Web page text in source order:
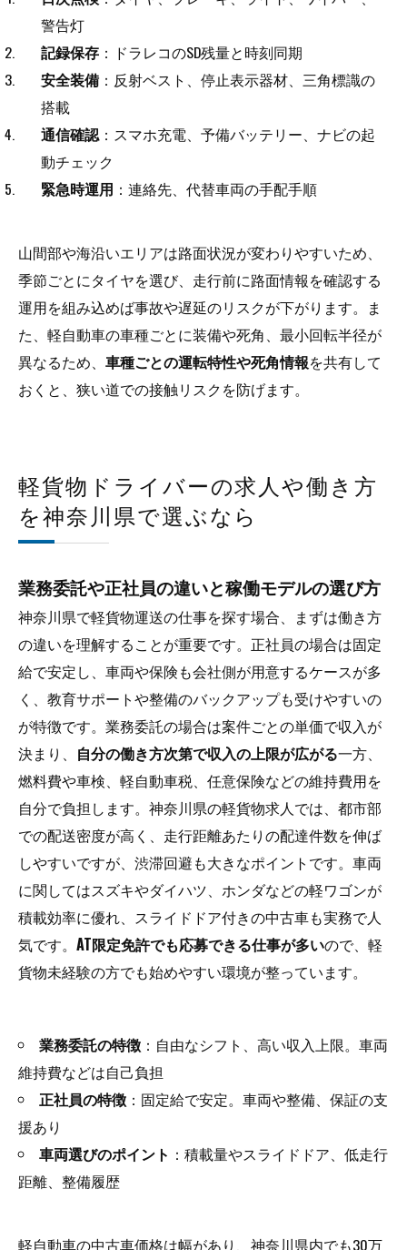
警告灯
記録保存 ：ドラレコのSD残量と時刻同期
安全装備 ：反射ベスト、停止表示器材、三角標識の
搭載
通信確認：スマホ充電、予備バッテリー、ナビの起
動チェック
緊急時運用 ：連絡先、代替車両の手配手順
山間部や海沿いエリアは路面状況が変わりやすいため、
季節ごとにタイヤを選び、走行前に路面情報を確認する
運用を組み込めば事故や遅延のリスクが下がります。ま
た、軽自動車の車種ごとに装備や死角、最小回転半径が
異なるため、 車種ごとの運転特性や死角情報を共有して
おくと、狭い道での接触リスクを防げます。
軽貨物ドライバーの求人や働き方
を神奈川県で選ぶなら
業務委託や正社員の違いと稼働モデルの選び方
神奈川県で軽貨物運送の仕事を探す場合、まずは働き方
の違いを理解することが重要です。正社員の場合は固定
給で安定し、車両や保険も会社側が用意するケースが多
く、教育サポートや整備のバックアップも受けやすいの
が特徴です。業務委託の場合は案件ごとの単価で収入が
決まり、 自分の働き方次第で収入の上限が広がる一方、
燃料費や車検、軽自動車税、任意保険などの維持費用を
自分で負担します。神奈川県の軽貨物求人では、都市部
での配送密度が高く、走行距離あたりの配達件数を伸ば
しやすいですが、渋滞回避も大きなポイントです。車両
に関してはスズキやダイハツ、ホンダなどの軽ワゴンが
積載効率に優れ、スライドドア付きの中古車も実務で人
気です。 AT限定免許でも応募できる仕事が多いので、軽
貨物未経験の方でも始めやすい環境が整っています。
業務委託の特徴：自由なシフト、高い収入上限。車両
維持費などは自己負担
正社員の特徴：固定給で安定。車両や整備、保証の支
援あり
車両選びのポイント ：積載量やスライドドア、低走行
距離、整備履歴
軽自動車の中古車価格は幅があり、神奈川県内でも30万